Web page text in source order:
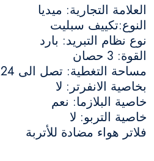
العلامة التجارية: ميديا
النوع:تكييف سبليت
نوع نظام التبريد: بارد
القوة: 3 حصان
مساحة التغطية: تصل الى 24 متر مربع
بخاصية الانفرتر: لا
خاصية البلازما: نعم
خاصية التربو: لا
فلاتر هواء مضادة للأتربة